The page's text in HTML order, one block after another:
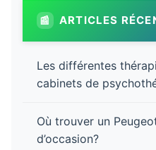
ARTICLES
Les différentes
cabinets de
Où trouver un
d’occasion?